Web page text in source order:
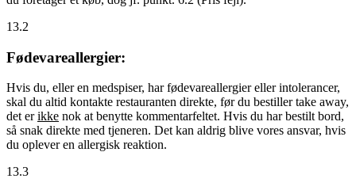
13.2
Fødevareallergier:
Hvis du, eller en medspiser, har fødevareallergier eller intolerancer,
skal du altid kontakte restauranten direkte, før du bestiller take away,
det erikke nok at benytte kommentarfeltet. Hvis du har bestilt bord,
så snak direkte med tjeneren. Det kan aldrig blive vores ansvar, hvis
du oplever en allergisk reaktion.
13.3